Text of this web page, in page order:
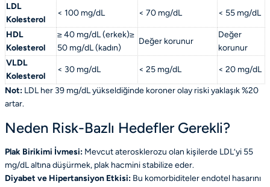
LDL
Kolesterol
< 100 mg/dL < 70 mg/dL < 55 mg/dL
HDL
Kolesterol
≥ 40 mg/dL (erkek)≥
50 mg/dL (kadın)
Değer korunur
Değer
korunur
VLDL
Kolesterol
< 30 mg/dL < 25 mg/dL < 20 mg/dL
Not: LDL her 39 mg/dL yükseldiğinde koroner olay riski yaklaşık %20
artar.
Neden Risk-Bazlı Hedefler Gerekli?
Plak Birikimi İvmesi: Mevcut aterosklerozu olan kişilerde LDL’yi 55
mg/dL altına düşürmek, plak hacmini stabilize eder.
Diyabet ve Hipertansiyon Etkisi: Bu komorbiditeler endotel hasarını